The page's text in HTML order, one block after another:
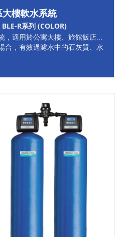
大樓軟水系統
R系列 (COLOR)
，適用於公寓大樓、旅館飯店...
合，有效過濾水中的石灰質、水